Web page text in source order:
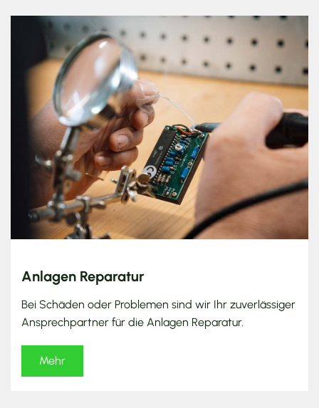
Anlagen Reparatur
Bei Schäden oder Problemen sind wir Ihr zuverlässiger
Ansprechpartner für die Anlagen Reparatur.
Mehr